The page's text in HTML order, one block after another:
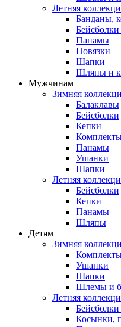
Летняя
Банданы,
Панамы
Повязки
Шапки
Шляпы и
Мужчинам
Зимняя
Балаклавы
Бейсболки
Кепки
Панамы
Ушанки
Шапки
Летняя
Бейсболки
Кепки
Панамы
Шляпы
Детям
Зимняя
Ушанки
Шапки
Шлемы и
Летняя
Косынки,